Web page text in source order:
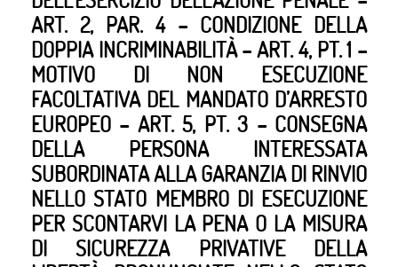
ART. 2, PAR. 4 – CONDIZIONE DELLA
DOPPIA INCRIMINABILITÀ – ART. 4, PT. 1 –
MOTIVO DI NON ESECUZIONE
FACOLTATIVA DEL MANDATO D’ARRESTO
EUROPEO – ART. 5, PT. 3 – CONSEGNA
DELLA PERSONA INTERESSATA
SUBORDINATA ALLA GARANZIA DI RINVIO
NELLO STATO MEMBRO DI ESECUZIONE
PER SCONTARVI LA PENA O LA MISURA
DI SICUREZZA PRIVATIVE DELLA